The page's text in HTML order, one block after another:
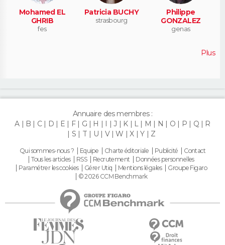
Mohamed EL
GHRIB
fes
Patricia BUCHY
strasbourg
Philippe
GONZALEZ
genas
Plus
Annuaire des membres :
A
B C D E F G H J K L M N O P Q
R
S
T U V W X Y Z
Qui sommes-nous ? Equipe Charte éditoriale Publicité
Contact
Tous les articles
RSS Recrutement
Données personnelles
Paramétrer les cookies
Gérer Utiq Mentions légales
Groupe Figaro
© 2026 CCM Benchmark